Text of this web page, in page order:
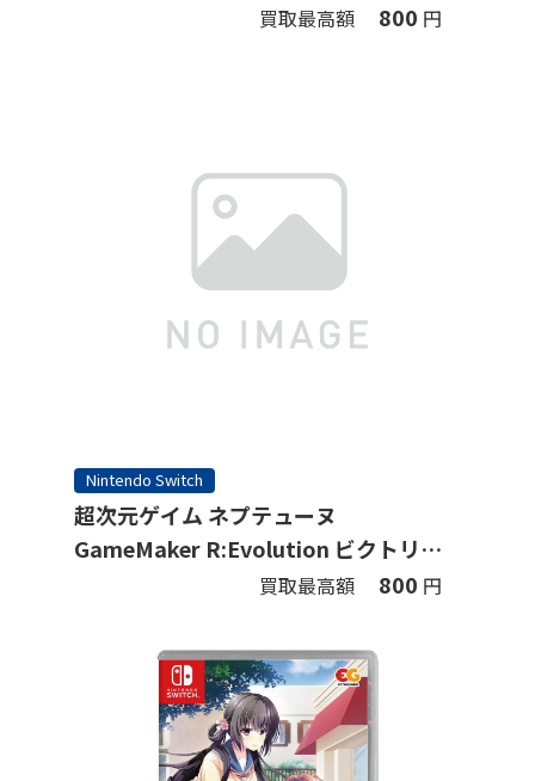
買取最高額 800 円
Nintendo Switch
超次元ゲイム ネプテューヌ
GameMaker R:Evolution ビクトリィ
ー スペシャルエディション (限定版)
買取最高額 800 円